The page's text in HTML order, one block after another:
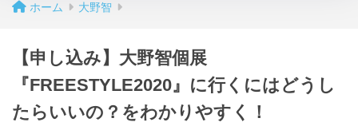
ホーム 大野智
【申し込み】大野智個展
『FREESTYLE2020』に行くにはどうし
たらいいの？をわかりやすく！